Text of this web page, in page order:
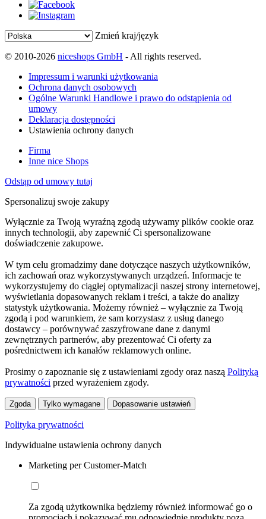
Zmień kraj/język
© 2010-2026 niceshops GmbH - All rights reserved.
Impressum i warunki użytkowania
Ochrona danych osobowych
Ogólne Warunki Handlowe i prawo do odstąpienia od
umowy
Deklaracja dostępności
Ustawienia ochrony danych
Firma
Inne nice Shops
Odstąp od umowy tutaj
Spersonalizuj swoje zakupy
Wyłącznie za Twoją wyraźną zgodą używamy plików cookie oraz
innych technologii, aby zapewnić Ci spersonalizowane
doświadczenie zakupowe.
W tym celu gromadzimy dane dotyczące naszych użytkowników,
ich zachowań oraz wykorzystywanych urządzeń. Informacje te
wykorzystujemy do ciągłej optymalizacji naszej strony internetowej,
wyświetlania dopasowanych reklam i treści, a także do analizy
statystyk użytkowania. Możemy również – wyłącznie za Twoją
zgodą i pod warunkiem, że sam korzystasz z usług danego
dostawcy – porównywać zaszyfrowane dane z danymi
zewnętrznych partnerów, aby prezentować Ci oferty za
pośrednictwem ich kanałów reklamowych online.
Prosimy o zapoznanie się z ustawieniami zgody oraz naszą Polityką
prywatności przed wyrażeniem zgody.
Zgoda Tylko wymagane Dopasowanie ustawień
Polityka prywatności
Indywidualne ustawienia ochrony danych
Marketing per Customer-Match
Za zgodą użytkownika będziemy również informować go o